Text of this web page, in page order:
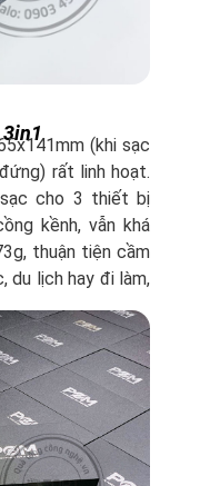
3in1
(khi sạc
rất linh hoạt.
cho 3 thiết bị
kềnh, vẫn khá
thuận tiện cầm
du lịch hay đi làm,